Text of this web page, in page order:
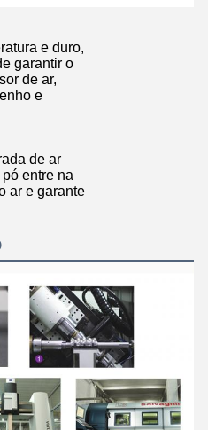
e duro,
garantir o
de ar,
e
de ar
entre na
ar e garante